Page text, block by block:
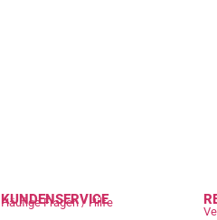
KUNDENSERVICE
Häufige Fragen / Hilfe